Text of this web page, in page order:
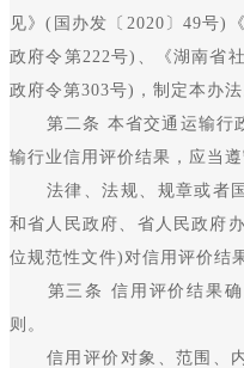
见》(国办发〔2020〕49号)
政府令第222号)、《湖南省
政府令第303号)，制定本办法
第二条 本省交通运输行政
输行业信用评价结果，应当遵
法律、法规、规章或者国
和省人民政府、省人民政府
位规范性文件)对信用评价结
第三条 信用评价结果确
则。
信用评价对象、范围、内